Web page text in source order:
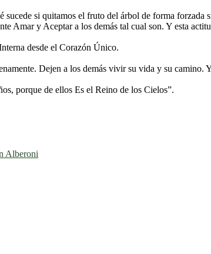
si quitamos el fruto del árbol de forma forzada
Amar y Aceptar a los demás tal cual son. Y esta
desde el Corazón Único.
Dejen a los demás vivir su vida y su camino.
porque de ellos Es el Reino de los Cielos”.
Alberoni